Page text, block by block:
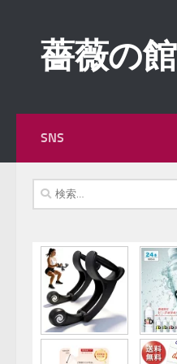
薔薇の館
SNS
検
索: